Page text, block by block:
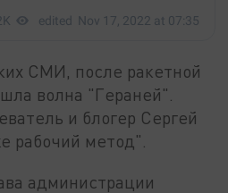
СМИ, после ракетной
волна "Гераней".
и блогер Сергей
рабочий метод".
администрации